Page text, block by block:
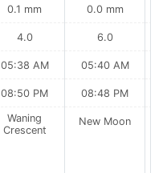
0.1 mm
4.0
05:38 AM
08:50 PM
Waning
Crescent
0.0 mm
6.0
05:40 AM
08:48 PM
New Moon